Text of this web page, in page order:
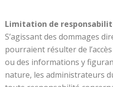
Limitation de
S’agissant des dommages
pourraient résulter de
ou des informations y
nature, les administrateurs